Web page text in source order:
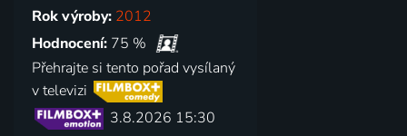
Rok výroby: 2012
Hodnocení: 75 %
Přehrajte si tento pořad vysílaný
v televizi
3.8.2026 15:30